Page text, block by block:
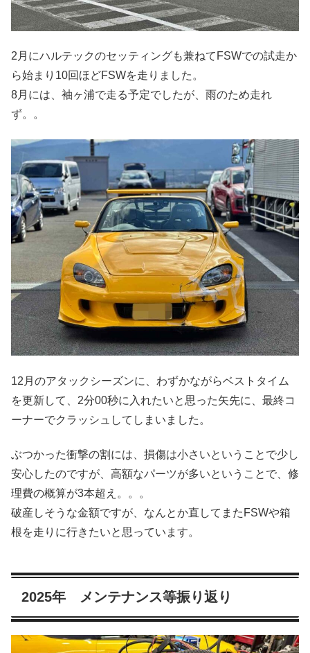
2月にハルテックのセッティングも兼ねてFSWでの試走か
ら始まり10回ほどFSWを走りました。
8月には、袖ヶ浦で走る予定でしたが、雨のため走れ
ず。。
12月のアタックシーズンに、わずかながらベストタイム
を更新して、2分00秒に入れたいと思った矢先に、最終コ
ーナーでクラッシュしてしまいました。
ぶつかった衝撃の割には、損傷は小さいということで少し
安心したのですが、高額なパーツが多いということで、修
理費の概算が3本超え。。。
破産しそうな金額ですが、なんとか直してまたFSWや箱
根を走りに行きたいと思っています。
2025年 メンテナンス等振り返り